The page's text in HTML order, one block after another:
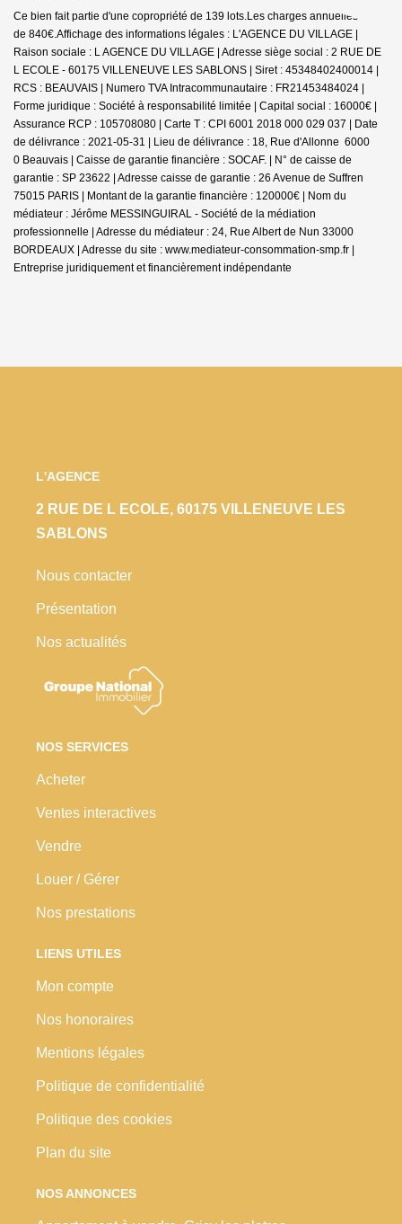
Ce bien fait partie d'une copropriété de 139 lots.Les charges annuelles sont
de 840€. Affichage des informations légales : L'AGENCE DU VILLAGE |
Raison sociale : L AGENCE DU VILLAGE | Adresse siège social : 2 RUE DE
L ECOLE - 60175 VILLENEUVE LES SABLONS | Siret : 45348402400014 |
RCS : BEAUVAIS | Numero TVA Intracommunautaire : FR21453484024 |
Forme juridique : Société à responsabilité limitée | Capital social : 16000€ |
Assurance RCP : 105708080 | Carte T : CPI 6001 2018 000 029 037 | Date
de délivrance : 2021-05-31 | Lieu de délivrance : 18, Rue d'Allonne 6000
0 Beauvais | Caisse de garantie financière : SOCAF. | N° de caisse de
garantie : SP 23622 | Adresse caisse de garantie : 26 Avenue de Suffren
75015 PARIS | Montant de la garantie financière : 120000€ | Nom du
médiateur : Jérôme MESSINGUIRAL - Société de la médiation
professionnelle | Adresse du médiateur : 24, Rue Albert de Nun 33000
BORDEAUX | Adresse du site : www.mediateur-consommation-smp.fr |
Entreprise juridiquement et financièrement indépendante
L'AGENCE
2 RUE DE L ECOLE, 60175 VILLENEUVE LES
SABLONS
Nous contacter
Présentation
Nos actualités
NOS SERVICES
Acheter
Ventes interactives
Vendre
Louer / Gérer
Nos prestations
LIENS UTILES
Mon compte
Nos honoraires
Mentions légales
Politique de confidentialité
Politique des cookies
Plan du site
NOS ANNONCES